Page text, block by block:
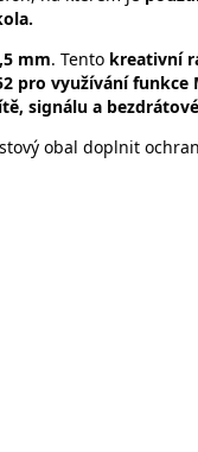
mm. Tento kreativní
pro využívání funkce
signálu a
obal doplnit